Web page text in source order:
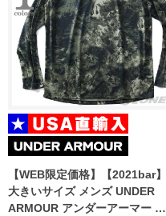
【WEB限定価格】【2021bar】
大きいサイズ メンズ UNDER
ARMOUR アンダーアーマー 長